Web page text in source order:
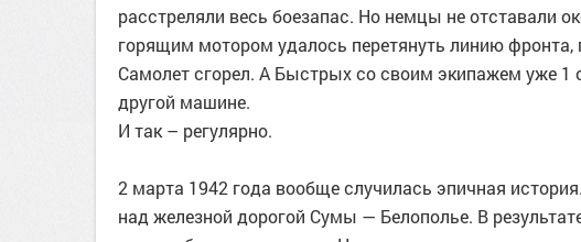
расстреляли весь боезапас. Но немцы не отставали
горящим мотором удалось перетянуть линию фронта,
Самолет сгорел. А Быстрых со своим экипажем уже 1
другой машине.
И так – регулярно.
2 марта 1942 года вообще случилась эпичная
над железной дорогой Сумы — Белополье. В